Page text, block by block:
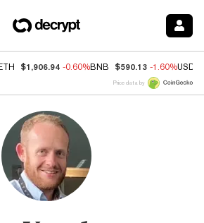
ETH $1,906.94 -0.60%BNB $590.13 -1.60%USDC
Price data by